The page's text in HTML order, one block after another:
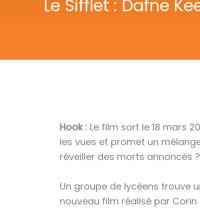
Le Sifflet : Dafne
Hook : Le film sort le 18 mars
les vues et promet un
réveiller des morts annoncés ?
Un groupe de lycéens trouve
nouveau film réalisé par